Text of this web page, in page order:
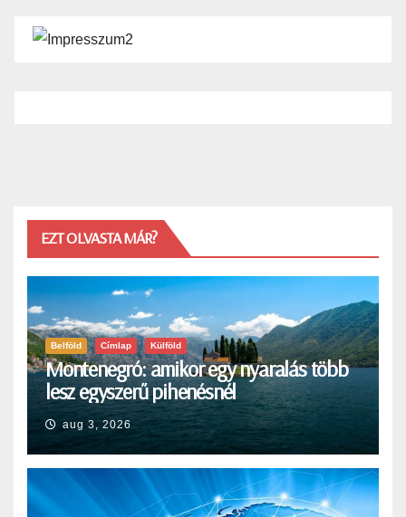
EZT OLVASTA MÁR?
Belföld Címlap Külföld
Montenegró: amikor egy nyaralás több
lesz egyszerű pihenésnél
aug 3, 2026